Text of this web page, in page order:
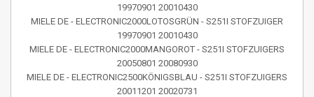
19970901 20010430
MIELE DE - ELECTRONIC2000LOTOSGRÜN - S251I STOFZUIGER
19970901 20010430
MIELE DE - ELECTRONIC2000MANGOROT - S251I STOFZUIGERS
20050801 20080930
MIELE DE - ELECTRONIC2500KÖNIGSBLAU - S251I STOFZUIGERS
20011201 20020731